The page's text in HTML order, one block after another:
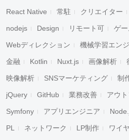
React Native 常駐 クリエイター
nodejs Design リモート可 ゲー
Webディレクション 機械学習エン
金融 Kotlin Nuxt.js 画像解析
映像解析 SNSマーケティング 制
jQuery GitHub 業務改善 アウ
Symfony アプリエンジニア
PL ネットワーク LP制作 ワイ